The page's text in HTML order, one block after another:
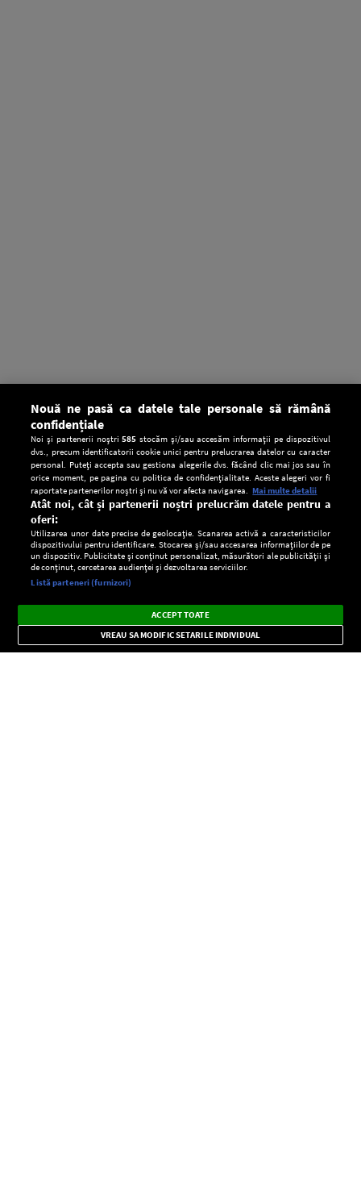
CONFIDENŢIALITATE
Setări:
Dark
Mode
Radio live, podcasturi, știri și alerte
importante.
×
Nouă ne pasă ca datele tale personale să rămână
confidențiale
Noi și partenerii noștri585 stocăm și/sau accesăm informații pe dispozitivul
dvs., precum identificatorii cookie unici pentru prelucrarea datelor cu caracter
personal. Puteți accepta sau gestiona alegerile dvs. făcând clic mai jos sau în
orice moment, pe pagina cu politica de confidențialitate. Aceste alegeri vor fi
raportate partenerilor noștri și nu vă vor afecta navigarea. Mai multe detalii
Atât noi, cât și partenerii noștri prelucrăm datele pentru a
oferi:
Utilizarea unor date precise de geolocație. Scanarea activă a caracteristicilor
dispozitivului pentru identificare. Stocarea și/sau accesarea informațiilor de pe
un dispozitiv. Publicitate și conținut personalizat, măsurători ale publicității și
de conținut, cercetarea audienței și dezvoltarea serviciilor.
Listă parteneri (furnizori)
ACCEPT TOATE
VREAU SA MODIFIC SETARILE INDIVIDUAL